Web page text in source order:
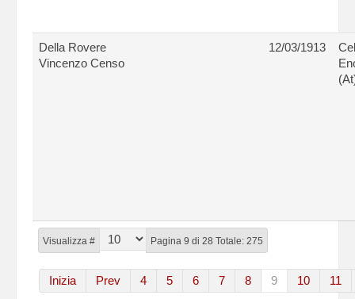
Visualizza # Pagina 9 di 28 Totale: 275
Inizia Prev 4 5 6 7 8 9 10 11
Della Rovere
Vincenzo Censo
12/03/1913